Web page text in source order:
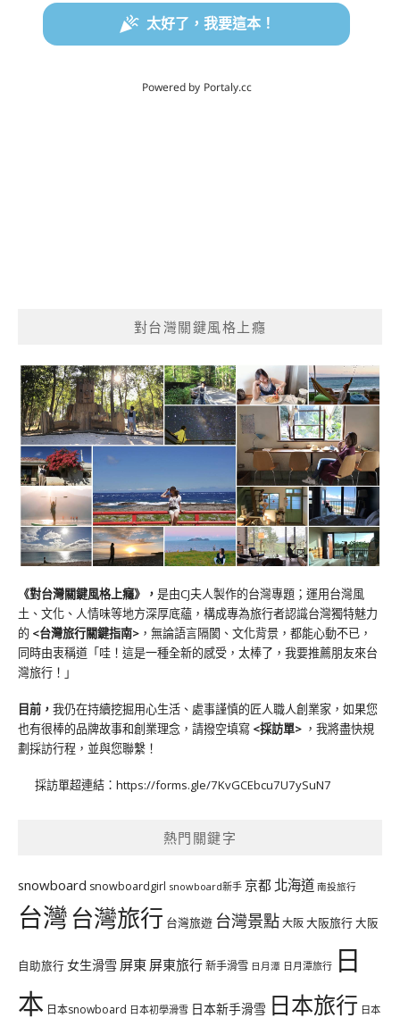
對台灣關鍵風格上癮
《對台灣關鍵風格上癮》 ， 是由CJ夫人製作的台灣專題；運用台灣風
土、文化、人情味等地方深厚底蘊，構成專為旅行者認識台灣獨特魅力
的 <台灣旅行關鍵指南> ，無論語言隔閡、文化背景，都能心動不已，
同時由衷稱道「哇！這是一種全新的感受，太棒了，我要推薦朋友來台
灣旅行！」
目前， 我仍在持續挖掘用心生活、處事謹慎的匠人職人創業家，如果您
也有很棒的品牌故事和創業理念，請撥空填寫 <採訪單> ，我將盡快規
劃採訪行程，並與您聯繫！
採訪單超連結： https://forms.gle/7KvGCEbcu7U7ySuN7
熱門關鍵字
snowboard snowboardgirl snowboard新手 京都 北海道 南投旅行
台灣台灣旅行 台灣旅遊 台灣景點大阪大阪旅行大阪
自助旅行 女生滑雪 屏東 屏東旅行新手滑雪 日月潭 日月潭旅行 日
本 日本snowboard 日本初學滑雪 日本新手滑雪 日本旅行 日本